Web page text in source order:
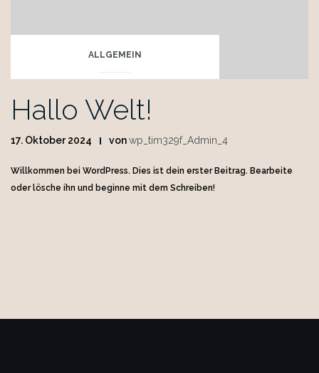
ALLGEMEIN
Hallo Welt!
17. Oktober 2024 vonwp_tim329f_Admin_4
Willkommen bei WordPress. Dies ist dein erster Beitrag. Bearbeite
oder lösche ihn und beginne mit dem Schreiben!